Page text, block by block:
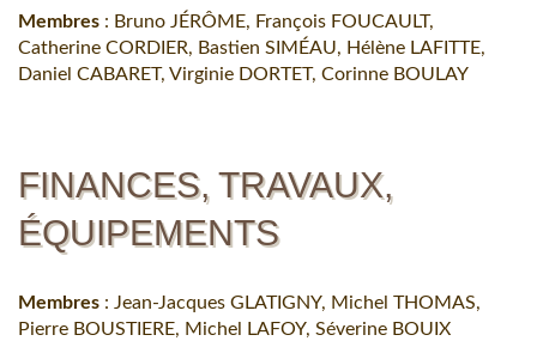
Membres : Bruno JÉRÔME, François FOUCAULT,
Catherine CORDIER, Bastien SIMÉAU, Hélène LAFITTE,
Daniel CABARET, Virginie DORTET, Corinne BOULAY
FINANCES, TRAVAUX,
ÉQUIPEMENTS
Membres : Jean-Jacques GLATIGNY, Michel THOMAS,
Pierre BOUSTIERE, Michel LAFOY, Séverine BOUIX